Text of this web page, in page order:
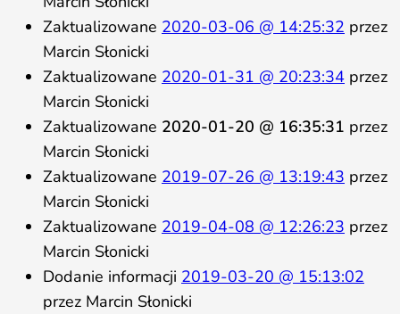
Zaktualizowane 2020-03-06 @ 14:25:32 przez
Marcin Słonicki
Zaktualizowane 2020-01-31 @ 20:23:34 przez
Marcin Słonicki
Zaktualizowane 2020-01-20 @ 16:35:31 przez
Marcin Słonicki
Zaktualizowane 2019-07-26 @ 13:19:43 przez
Marcin Słonicki
Zaktualizowane 2019-04-08 @ 12:26:23 przez
Marcin Słonicki
Dodanie informacji 2019-03-20 @ 15:13:02
przez Marcin Słonicki